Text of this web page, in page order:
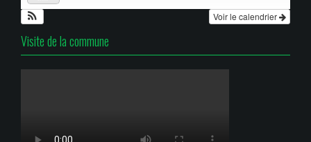
Voir le calendrier
Visite de la commune